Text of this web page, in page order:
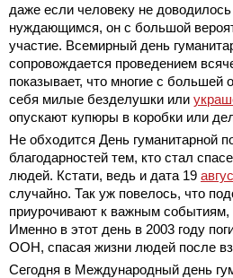
даже если человеку не доводилось
нуждающимся, он с большой
участие. Всемирный день
сопровождается проведением
показывает, что многие с большей
себя милые безделушки или
опускают купюры в коробки или
Не обходится День гуманитарной
благодарностей тем, кто стал
людей. Кстати, ведь и дата 19
случайно. Так уж повелось, что
приурочивают к важным событиям,
Именно в этот день в 2003 году
ООН, спасая жизни людей после
Сегодня в Международный день